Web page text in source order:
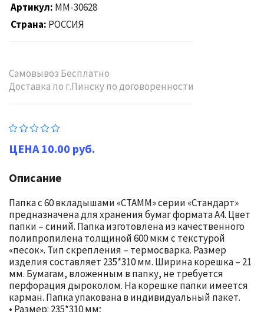
Артикул ММ-30628
Страна РОССИЯ
Самовывоз Бесплатно
Доставка по г.Пинску по договоренности
10.00 руб.
Описание
Папка с 60 вкладышами «СТАММ» серии «Стандарт»
предназначена для хранения бумаг формата А4. Цвет
папки – синий. Папка изготовлена из качественного
полипропилена толщиной 600 мкм с текстурой
«песок». Тип скрепления – термосварка. Размер
изделия составляет 235*310 мм. Ширина корешка – 21
мм. Бумагам, вложенным в папку, не требуется
перфорация дыроколом. На корешке папки имеется
карман. Папка упакована в индивидуальный пакет.
• Размер: 235*310 мм;